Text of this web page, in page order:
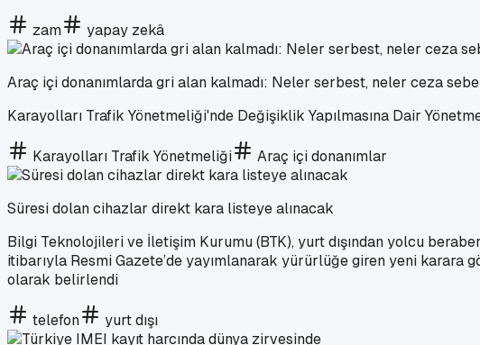
zam yapay zekâ
Araç içi donanımlarda gri alan kalmadı: Neler serbest, neler ceza
Karayolları Trafik Yönetmeliği'nde Değişiklik Yapılmasına Dair
Karayolları Trafik Yönetmeliği Araç içi donanımlar
Süresi dolan cihazlar direkt kara listeye alınacak
Bilgi Teknolojileri ve İletişim Kurumu (BTK), yurt dışından yolcu
itibarıyla Resmi Gazete’de yayımlanarak yürürlüğe giren yeni
olarak belirlendi
telefon yurt dışı